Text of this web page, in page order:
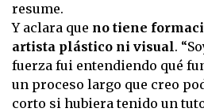
resume.
Y aclara que no tiene
artista plástico ni visual.
fuerza fui entendiendo qué
un proceso largo que creo
corto si hubiera tenido un